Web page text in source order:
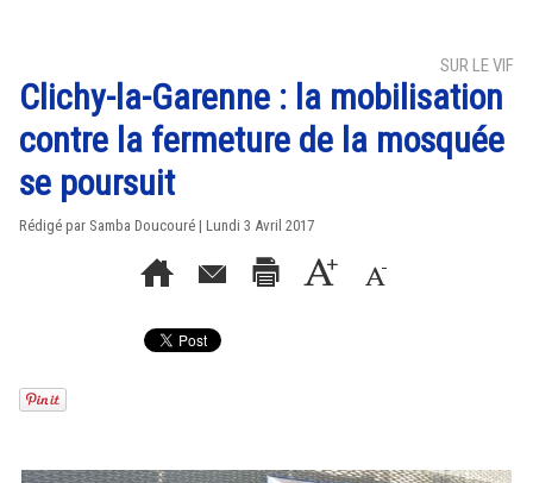
SUR LE VIF
Clichy-la-Garenne : la mobilisation
contre la fermeture de la mosquée
se poursuit
Rédigé par Samba Doucouré | Lundi 3 Avril 2017